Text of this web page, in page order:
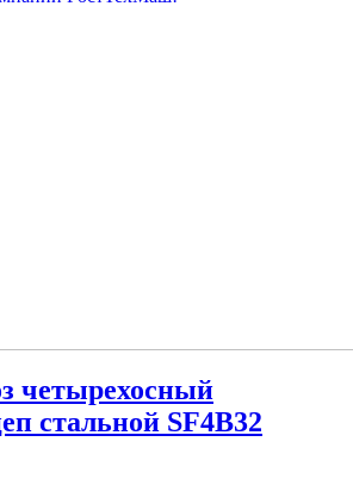
четырехосный
стальной SF4B32